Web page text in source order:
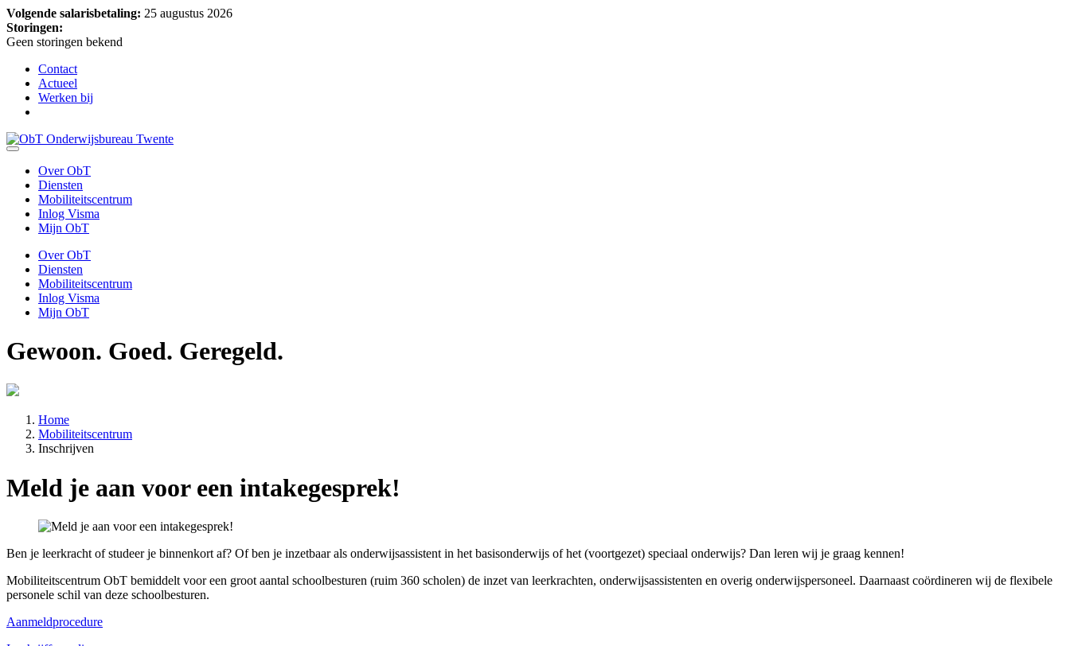
Volgende salarisbetaling: 25 augustus 2026
Storingen:
Geen storingen bekend
Contact
Actueel
Werken bij
Over ObT
Diensten
Mobiliteitscentrum
Inlog Visma
Mijn ObT
Over ObT
Diensten
Mobiliteitscentrum
Inlog Visma
Mijn ObT
Gewoon. Goed. Geregeld.
Home
Mobiliteitscentrum
Inschrijven
Meld je aan voor een intakegesprek!
Ben je leerkracht of studeer je binnenkort af? Of ben je inzetbaar als onderwijsassistent in het basisonderwijs of het (voortgezet) speciaal onderwijs? Dan leren wij je graag kennen!
Mobiliteitscentrum ObT bemiddelt voor een groot aantal schoolbesturen (ruim 360 scholen) de inzet van leerkrachten, onderwijsassistenten en overig onderwijspersoneel. Daarnaast coördineren wij de flexibele
personele schil van deze schoolbesturen.
Aanmeldprocedure